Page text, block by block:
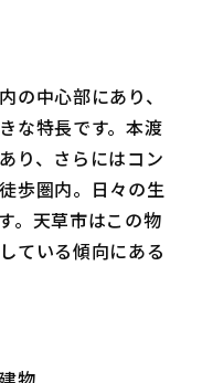
の中心部にあり、
な特長です。本渡
り、さらにはコン
歩圏内。日々の生
。天草市はこの物
ている傾向にある